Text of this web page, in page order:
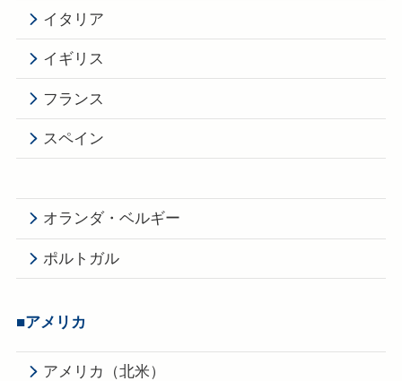
イタリア
イギリス
フランス
スペイン
オランダ・ベルギー
ポルトガル
■アメリカ
アメリカ（北米）